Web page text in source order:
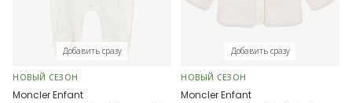
Добавить сразу
НОВЫЙ СЕЗОН
Moncler Enfant
Добавить сразу
НОВЫЙ СЕЗОН
Moncler Enfant